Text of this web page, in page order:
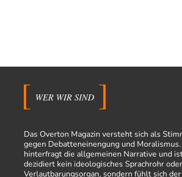
WER WIR SIND
Das Overton Magazin versteht sich als
gegen Debatteneinengung und Moralismus.
hinterfragt die allgemeinen Narrative und
dezidiert kein ideologisches Sprachrohr oder
Verlautbarungsorgan, sondern fühlt sich der